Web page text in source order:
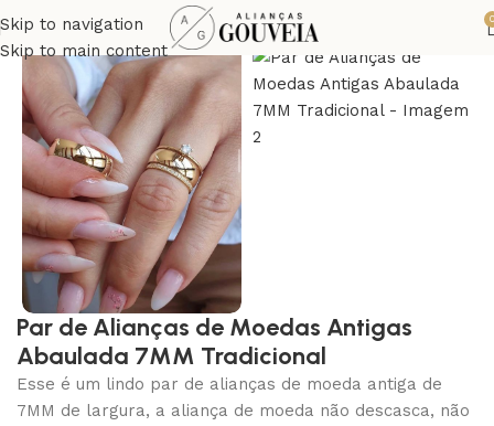
Skip to navigation
Skip to main content
Par de Alianças de Moedas Antigas
Abaulada 7MM Tradicional
Esse é um lindo par de alianças de moeda antiga de
7MM de largura, a aliança de moeda não descasca, não